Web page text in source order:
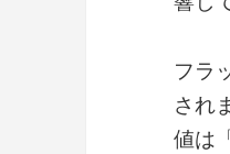
フラ
され
値は